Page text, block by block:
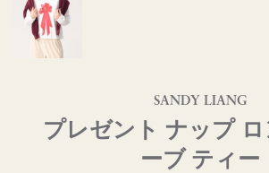
SANDY LIANG
プレゼント ナップ ロ
ーブ ティー